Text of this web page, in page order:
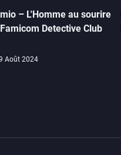
– L'Homme au sourire
Detective Club
Août 2024